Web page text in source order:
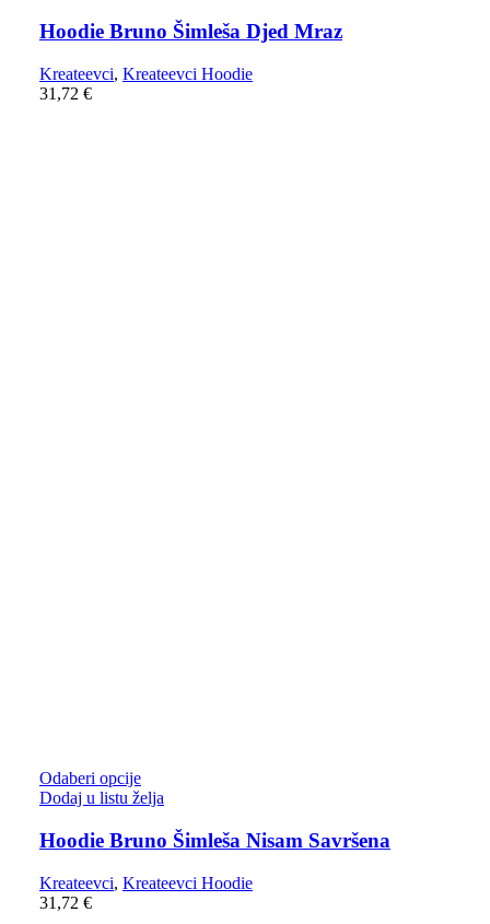
Hoodie Bruno Šimleša Djed Mraz
Kreateevci, Kreateevci Hoodie
31,72 €
Odaberi opcije
Dodaj u listu želja
Hoodie Bruno Šimleša Nisam Savršena
Kreateevci, Kreateevci Hoodie
31,72 €